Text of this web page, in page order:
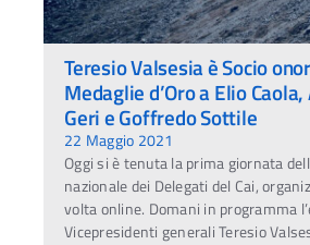
Teresio Valsesia è Socio
Medaglie d’Oro a Elio
Geri e Goffredo Sottile
22 Maggio 2021
Oggi si è tenuta la prima giornata
nazionale dei Delegati del Cai,
volta online. Domani in programma
Vicepresidenti generali Teresio